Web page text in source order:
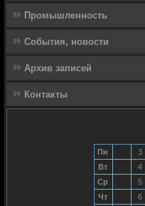
Промышленность
События, новости
Архив записей
Контакты
Пн 3
Вт
4
Ср
5
Чт
6